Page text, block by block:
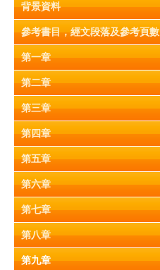
背景資料
參考書目，經文段落及參考頁數
第一章
第二章
第三章
第四章
第五章
第六章
第七章
第八章
第九章